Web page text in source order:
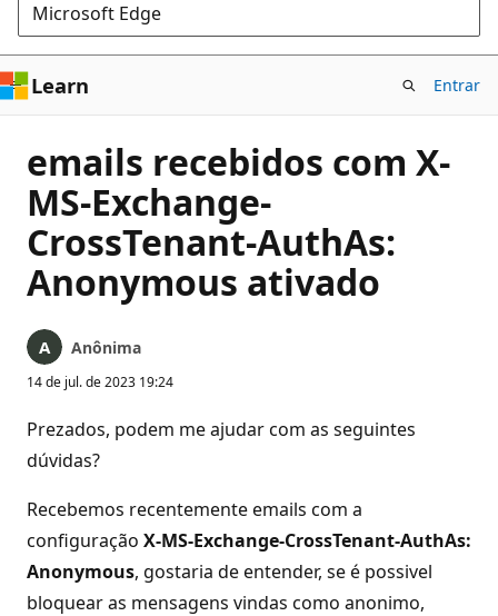
Microsoft Edge
Learn Entrar
emails recebidos com X-
MS-Exchange-
CrossTenant-AuthAs:
Anonymous ativado
Anônima
14 de jul. de 2023 19:24
Prezados, podem me ajudar com as seguintes
dúvidas?
Recebemos recentemente emails com a
configuração X-MS-Exchange-CrossTenant-AuthAs:
Anonymous, gostaria de entender, se é possivel
bloquear as mensagens vindas como anonimo,